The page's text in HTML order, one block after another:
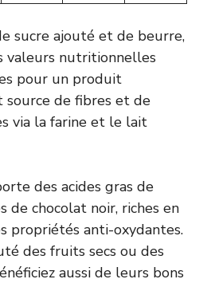
sucre ajouté et de beurre,
valeurs nutritionnelles
pour un produit
source de fibres et de
via la farine et le lait
des acides gras de
de chocolat noir, riches en
propriétés anti-oxydantes.
des fruits secs ou des
aussi de leurs bons